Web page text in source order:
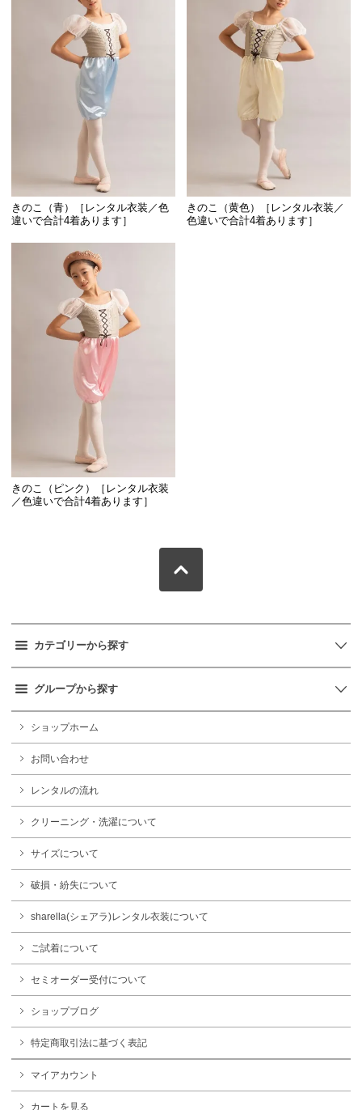
きのこ（青）［レンタル衣装／色
違いで合計4着あります］
きのこ（黄色）［レンタル衣装／
色違いで合計4着あります］
きのこ（ピンク）［レンタル衣装
／色違いで合計4着あります］
カテゴリーから探す
グループから探す
ショップホーム
お問い合わせ
レンタルの流れ
クリーニング・洗濯について
サイズについて
破損・紛失について
sharella(シェアラ)レンタル衣装について
ご試着について
セミオーダー受付について
ショップブログ
特定商取引法に基づく表記
マイアカウント
カートを見る